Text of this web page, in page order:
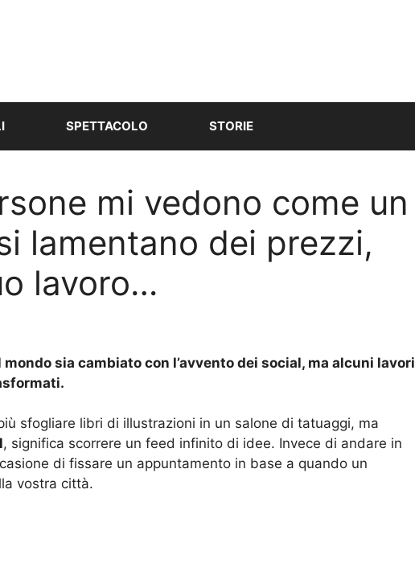
SPETTACOLO STORIE
mi vedono come un
lamentano dei prezzi,
lavoro…
mondo sia cambiato con l’avvento dei social, ma alcuni lavori
sfogliare libri di illustrazioni in un salone di tatuaggi, ma
, significa scorrere un feed infinito di idee. Invece di andare in
di fissare un appuntamento in base a quando un
vostra città.